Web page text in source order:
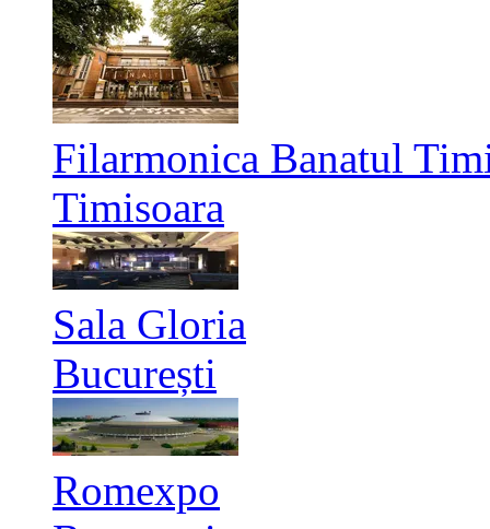
Filarmonica Banatul
Timisoara
Sala Gloria
București
Romexpo